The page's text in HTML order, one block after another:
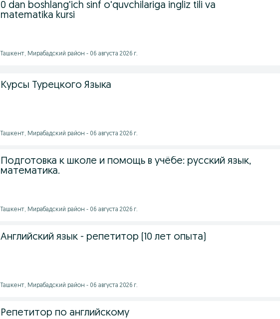
0 dan boshlang'ich sinf o'quvchilariga ingliz tili va
matematika kursi
Ташкент, Мирабадский район - 06 августа 2026 г.
Курсы Турецкого Языка
Ташкент, Мирабадский район - 06 августа 2026 г.
Подготовка к школе и помощь в учёбе: русский язык,
математика.
Ташкент, Мирабадский район - 06 августа 2026 г.
Английский язык - репетитор (10 лет опыта)
Ташкент, Мирабадский район - 06 августа 2026 г.
Репетитор по английскому